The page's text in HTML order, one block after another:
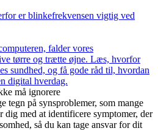
er blinkefrekvensen vigtig ved
falder vores
tørre og trætte øjne. Læs, hvorfor
sundhed, og få gode råd til, hvordan
digital hverdag.
må ignorere
på synsproblemer, som mange
dig med at identificere symptomer, der
så du kan tage ansvar for dit